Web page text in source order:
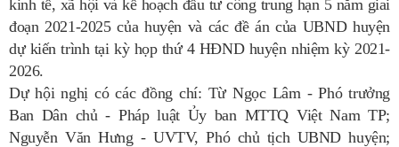
kinh tế, xã hội và kế hoạch đầu tư công trung hạn 5 năm giai
đoạn 2021-2025 của huyện và các đề án của UBND huyện
dự kiến trình tại kỳ họp thứ 4 HĐND huyện nhiệm kỳ 2021-
2026.
Dự hội nghị có các đồng chí: Từ Ngọc Lâm - Phó trưởng
Ban Dân chủ - Pháp luật Ủy ban MTTQ Việt Nam TP;
Nguyễn Văn Hưng - UVTV, Phó chủ tịch UBND huyện;